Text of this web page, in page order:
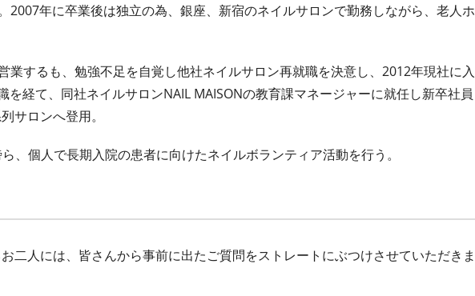
2007年に卒業後は独立の為、銀座、新宿のネイルサロンで勤務しながら、老人ホ
業するも、勉強不足を自覚し他社ネイルサロン再就職を決意し、2012年現社に入
経て、同社ネイルサロンNAIL MAISONの教育課マネージャーに就任し新卒社員
サロンへ登用。
、個人で長期入院の患者に向けたネイルボランティア活動を行う。
二人には、皆さんから事前に出たご質問をストレートにぶつけさせていただきま